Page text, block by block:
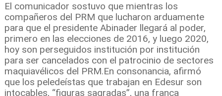
El comunicador sostuvo que mientras los
compañeros del PRM que lucharon arduamente
para que el presidente Abinader llegará al poder,
primero en las elecciones de 2016, y luego 2020,
hoy son perseguidos institución por institución
para ser cancelados con el patrocinio de sectores
maquiavélicos del PRM.En consonancia, afirmó
que los peledeístas que trabajan en Edesur son
intocables, “figuras sagradas”, una franca